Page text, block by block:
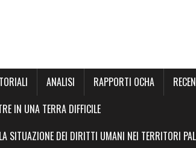
ANALISI RAPPORTI OCHA
IN UNA TERRA DIFFICILE
SITUAZIONE DEI DIRITTI UMANI NEI TERRITORI